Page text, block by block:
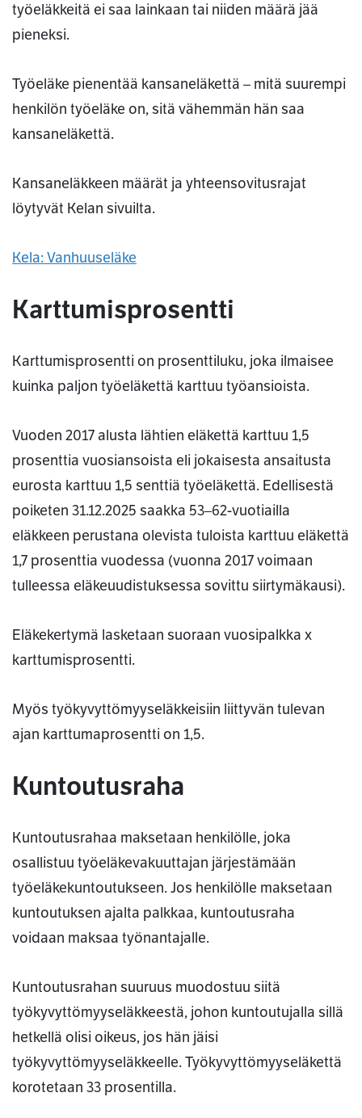
työeläkkeitä ei saa lainkaan tai niiden määrä jää
pieneksi.
Työeläke pienentää kansaneläkettä – mitä suurempi
henkilön työeläke on, sitä vähemmän hän saa
kansaneläkettä.
Kansaneläkkeen määrät ja yhteensovitusrajat
löytyvät Kelan sivuilta.
Kela: Vanhuuseläke
Karttumisprosentti
Karttumisprosentti on prosenttiluku, joka ilmaisee
kuinka paljon työeläkettä karttuu työansioista.
Vuoden 2017 alusta lähtien eläkettä karttuu 1,5
prosenttia vuosiansoista eli jokaisesta ansaitusta
eurosta karttuu 1,5 senttiä työeläkettä. Edellisestä
poiketen 31.12.2025 saakka 53–62-vuotiailla
eläkkeen perustana olevista tuloista karttuu eläkettä
1,7 prosenttia vuodessa (vuonna 2017 voimaan
tulleessa eläkeuudistuksessa sovittu siirtymäkausi).
Eläkekertymä lasketaan suoraan vuosipalkka x
karttumisprosentti.
Myös työkyvyttömyyseläkkeisiin liittyvän tulevan
ajan karttumaprosentti on 1,5.
Kuntoutusraha
Kuntoutusrahaa maksetaan henkilölle, joka
osallistuu työeläkevakuuttajan järjestämään
työeläkekuntoutukseen. Jos henkilölle maksetaan
kuntoutuksen ajalta palkkaa, kuntoutusraha
voidaan maksaa työnantajalle.
Kuntoutusrahan suuruus muodostuu siitä
työkyvyttömyyseläkkeestä, johon kuntoutujalla sillä
hetkellä olisi oikeus, jos hän jäisi
työkyvyttömyyseläkkeelle. Työkyvyttömyyseläkettä
korotetaan 33 prosentilla.